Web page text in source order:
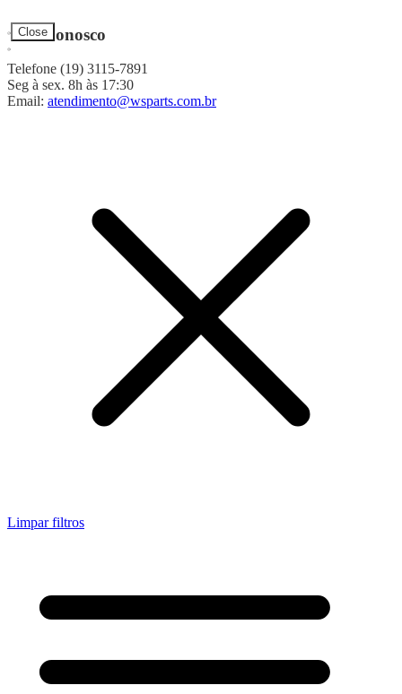
Close
Fale Conosco
Telefone (19) 3115-7891
Seg à sex. 8h às 17:30
Email: atendimento@wsparts.com.br
Limpar filtros